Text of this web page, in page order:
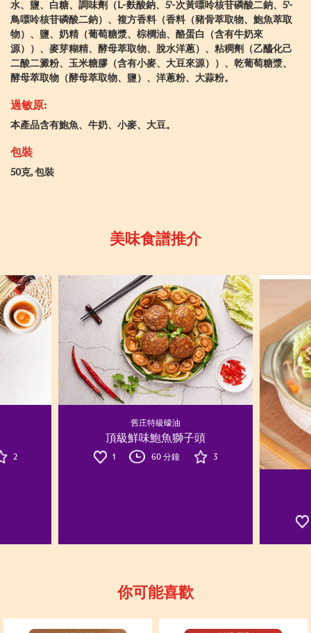
水、鹽、白糖、調味劑（L-麩酸鈉、5'-次黃嘌呤核苷磷酸二鈉、5'-
鳥嘌呤核苷磷酸二鈉）、複方香料（香料（豬骨萃取物、鮑魚萃取
物）、鹽、奶精（葡萄糖漿、棕櫚油、酪蛋白（含有牛奶來
源））、麥芽糊精、酵母萃取物、脫水洋蔥）、粘稠劑（乙醯化己
二酸二澱粉、玉米糖膠（含有小麥、大豆來源））、乾葡萄糖漿、
酵母萃取物（酵母萃取物、鹽）、洋蔥粉、大蒜粉。
過敏原:
本產品含有鮑魚、牛奶、小麥、大豆。
包裝
50克, 包裝
美味食譜推介
2
舊庄特級蠔油
頂級鮮味鮑魚獅子頭
1 60 分鐘 3
你可能喜歡